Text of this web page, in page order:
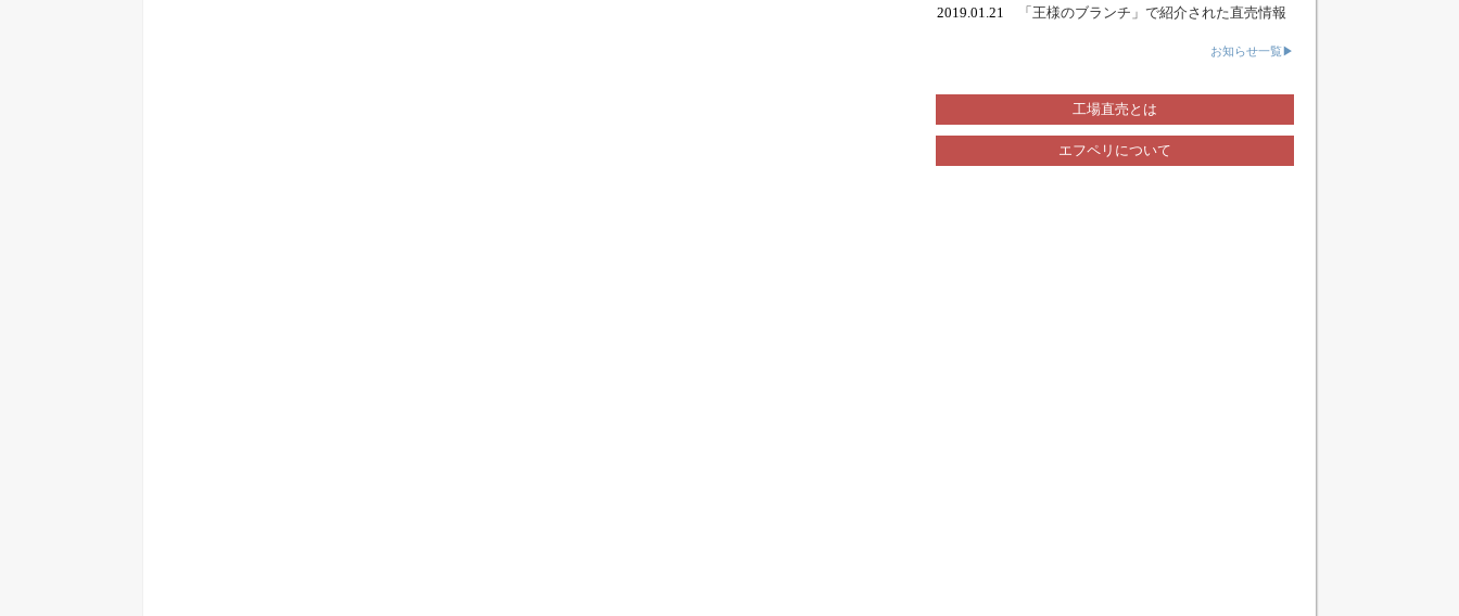
2019.01.21
「王様のブランチ」で紹介された直売情報
お知らせ一覧▶
工場直売とは
エフペリについて